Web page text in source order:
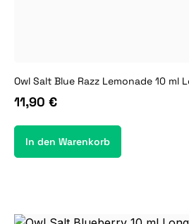
Owl Salt Blue Razz Lemonade 10 ml
11,90 €
In den Warenkorb